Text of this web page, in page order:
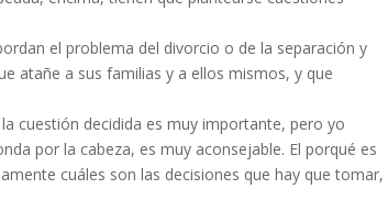
el problema del divorcio o de la separación y
atañe a sus familias y a ellos mismos, y que
cuestión decidida es muy importante, pero yo
por la cabeza, es muy aconsejable. El porqué es
cuáles son las decisiones que hay que tomar,